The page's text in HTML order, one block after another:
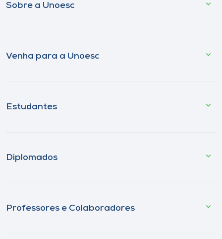
Sobre a Unoesc
Venha para a Unoesc
Estudantes
Diplomados
Professores e Colaboradores